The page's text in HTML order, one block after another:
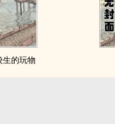
生的玩物